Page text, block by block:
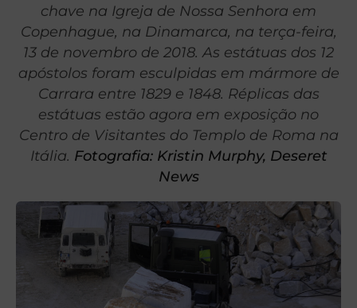
chave na Igreja de Nossa Senhora em
Copenhague, na Dinamarca, na terça-feira,
13 de novembro de 2018. As estátuas dos 12
apóstolos foram esculpidas em mármore de
Carrara entre 1829 e 1848. Réplicas das
estátuas estão agora em exposição no
Centro de Visitantes do Templo de Roma na
Itália. Fotografia: Kristin Murphy, Deseret
News